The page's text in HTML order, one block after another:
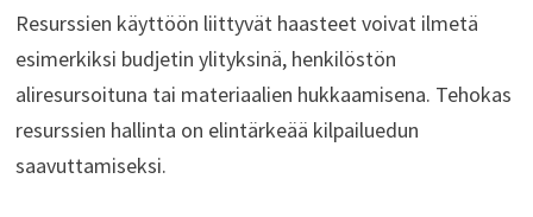
Resurssien käyttöön liittyvät haasteet voivat ilmetä
esimerkiksi budjetin ylityksinä, henkilöstön
aliresursoituna tai materiaalien hukkaamisena. Tehokas
resurssien hallinta on elintärkeää kilpailuedun
saavuttamiseksi.